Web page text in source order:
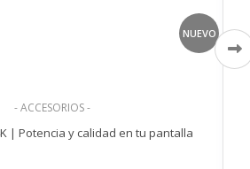
NUEVO
- ACCESORIOS -
| Potencia y calidad en tu pantalla